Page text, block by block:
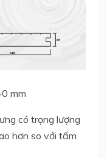
mm
có trọng lượng
hơn so với tấm